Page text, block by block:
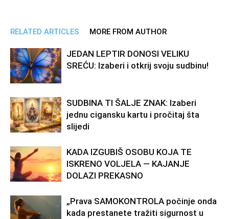
RELATED ARTICLES MORE FROM AUTHOR
JEDAN LEPTIR DONOSI VELIKU
SREĆU: Izaberi i otkrij svoju sudbinu!
SUDBINA TI ŠALJE ZNAK: Izaberi
jednu cigansku kartu i pročitaj šta
slijedi
KADA IZGUBIŠ OSOBU KOJA TE
ISKRENO VOLJELA — KAJANJE
DOLAZI PREKASNO
„Prava SAMOKONTROLA počinje onda
kada prestanete tražiti sigurnost u